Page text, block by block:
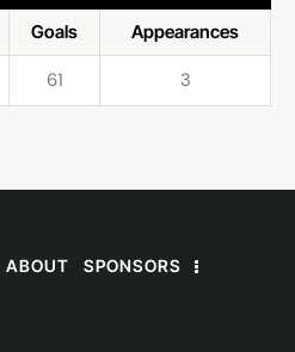
Goals Appearances
61 3
ABOUT SPONSORS